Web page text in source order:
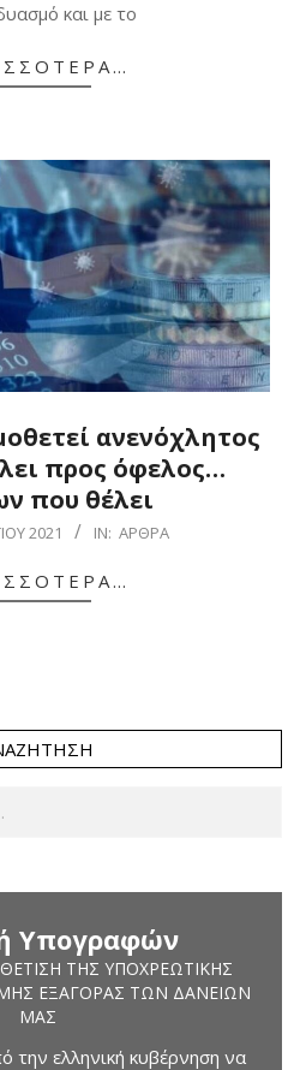
και με το
ανενόχλητος
προς όφελος…
που θέλει
2021 IN: ΆΡΘΡΑ
Υπογραφών
ΤΗΣ ΥΠΟΧΡΕΩΤΙΚΉΣ
ΕΞΑΓΟΡΆΣ ΤΩΝ ΔΑΝΕΊΩΝ
ΜΑΣ
την ελληνική κυβέρνηση να